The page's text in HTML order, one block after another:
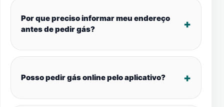
Por que preciso informar meu endereço
antes de pedir gás?
Posso pedir gás online pelo aplicativo?